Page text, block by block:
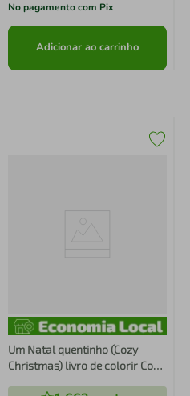
No pagamento com Pix
Adicionar ao carrinho
Um Natal quentinho (Cozy
Christmas) livro de colorir Coco